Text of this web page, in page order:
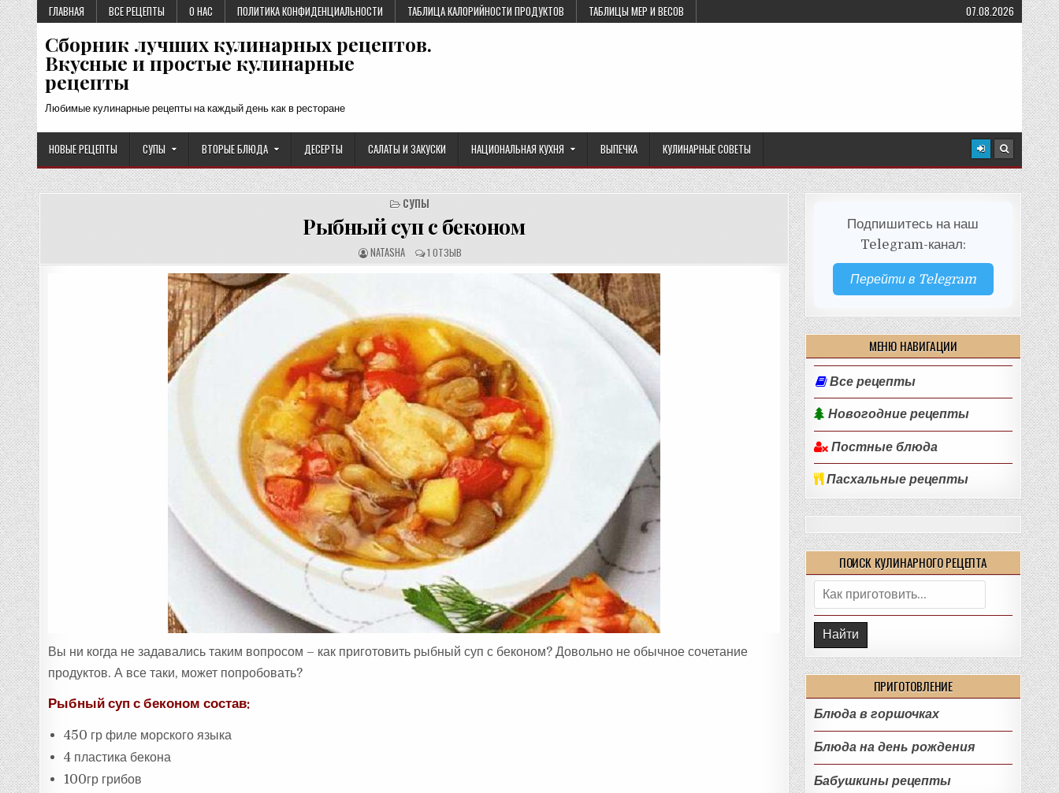
Перейти
к
содержимому
ГЛАВНАЯ ВСЕ РЕЦЕПТЫ О НАС ПОЛИТИКА КОНФИДЕНЦИАЛЬНОСТИ ТАБЛИЦА КАЛОРИЙНОСТИ ПРОДУКТОВ ТАБЛИЦЫ МЕР И ВЕСОВ 07.08.2026
Сборник лучших кулинарных рецептов.
Вкусные и простые кулинарные
рецепты
Любимые кулинарные рецепты на каждый день как в ресторане
НОВЫЕ РЕЦЕПТЫ СУПЫ ВТОРЫЕ БЛЮДА ДЕСЕРТЫ САЛАТЫ И ЗАКУСКИ НАЦИОНАЛЬНАЯ КУХНЯ ВЫПЕЧКА КУЛИНАРНЫЕ СОВЕТЫ
СУПЫ
Рыбный суп с беконом
А
В
Т
Ц
Е
П
Т
А
:
NATASHA О
Т
З
1 ОТЗЫВ
Вы ни когда не задавались таким вопросом – как приготовить рыбный суп с беконом? Довольно не обычное сочетание
продуктов. А все таки, может попробовать?
Рыбный суп с беконом состав:
450 гр филе морского языка
4 пластика бекона
100гр грибов
Подпишитесь на наш
Telegram-канал:
Перейти в Telegram
МЕНЮ НАВИГАЦИИ
Все рецепты
Новогодние рецепты
Постные блюда
Пасхальные рецепты
ПОИСК КУЛИНАРНОГО РЕЦЕПТА
Поиск:
ПРИГОТОВЛЕНИЕ
Блюда в горшочках
Блюда на день рождения
Бабушкины рецепты